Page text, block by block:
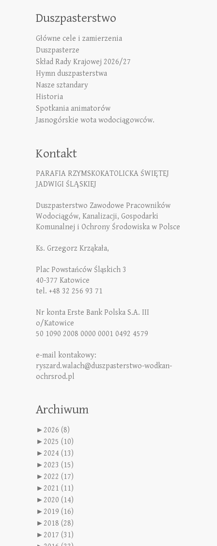
Duszpasterstwo
Główne cele i zamierzenia
Duszpasterze
Skład Rady Krajowej 2026/27
Hymn duszpasterstwa
Nasze sztandary
Historia
Spotkania animatorów
Jasnogórskie wota wodociągowców.
Kontakt
PARAFIA RZYMSKOKATOLICKA ŚWIĘTEJ
JADWIGI ŚLĄSKIEJ
Duszpasterstwo Zawodowe Pracowników
Wodociągów, Kanalizacji, Gospodarki
Komunalnej i Ochrony Środowiska w Polsce
Ks. Grzegorz Krząkała,
Plac Powstańców Śląskich 3
40-377 Katowice
tel. +48 32 256 93 71
Nr konta Erste Bank Polska S.A. III
o/Katowice
50 1090 2008 0000 0001 0492 4579
e-mail kontakowy:
ryszard.walach@duszpasterstwo-wodkan-
ochrsrod.pl
Archiwum
►2026 (8)
►2025 (10)
►2024 (13)
►2023 (15)
►2022 (17)
►2021 (11)
►2020 (14)
►2019 (16)
►2018 (28)
►2017 (31)